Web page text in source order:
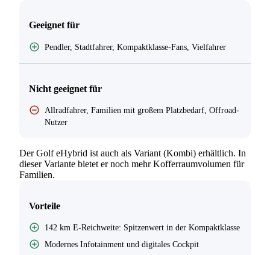
Geeignet für
Pendler, Stadtfahrer, Kompaktklasse-Fans, Vielfahrer
Nicht geeignet für
Allradfahrer, Familien mit großem Platzbedarf, Offroad-
Nutzer
Der Golf eHybrid ist auch als Variant (Kombi) erhältlich. In
dieser Variante bietet er noch mehr Kofferraumvolumen für
Familien.
Vorteile
142 km E-Reichweite: Spitzenwert in der Kompaktklasse
Modernes Infotainment und digitales Cockpit